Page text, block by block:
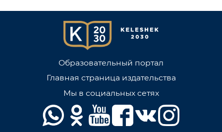
Образовательный портал
Главная страница издательства
Мы в социальных сетях